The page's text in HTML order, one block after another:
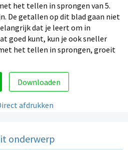
het tellen in sprongen van 5.
De getallen op dit blad gaan niet
dat je leert om in
goed kunt, kun je ook sneller
het tellen in sprongen, groeit
Downloaden
afdrukken
onderwerp